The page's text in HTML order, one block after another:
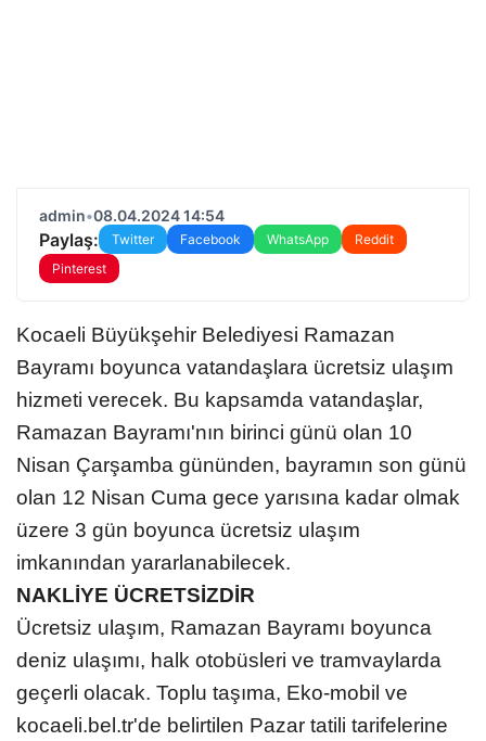
admin•08.04.2024 14:54
Paylaş: Twitter Facebook WhatsApp
Reddit
Pinterest
Kocaeli Büyükşehir Belediyesi Ramazan
Bayramı boyunca vatandaşlara ücretsiz ulaşım
hizmeti verecek. Bu kapsamda vatandaşlar,
Ramazan Bayramı'nın birinci günü olan 10
Nisan Çarşamba gününden, bayramın son günü
olan 12 Nisan Cuma gece yarısına kadar olmak
üzere 3 gün boyunca ücretsiz ulaşım
imkanından yararlanabilecek.
NAKLİYE ÜCRETSİZDİR
Ücretsiz ulaşım, Ramazan Bayramı boyunca
deniz ulaşımı, halk otobüsleri ve tramvaylarda
geçerli olacak. Toplu taşıma, Eko-mobil ve
kocaeli.bel.tr'de belirtilen Pazar tatili tarifelerine